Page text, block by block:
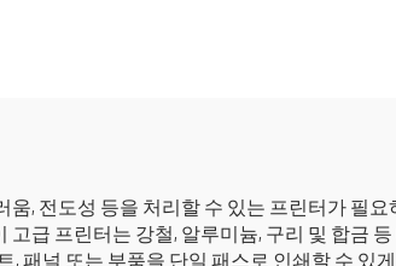
, 전도성 등을 처리할 수 있는 프린터가 필
급 프린터는 강철, 알루미늄, 구리 및 합금
, 패널 또는 부품을 단일 패스로 인쇄할 수